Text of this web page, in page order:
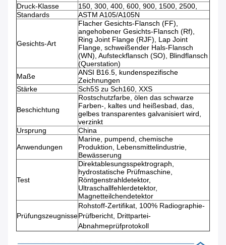
Druck-Klasse
150, 300, 400, 600, 900, 1500, 2500,
Standards
ASTM A105/A105N
Gesichts-Art
Flacher Gesichts-Flansch (FF),
angehobener Gesichts-Flansch (Rf),
Ring Joint Flange (RJF), Lap Joint
Flange, schweißender Hals-Flansch
(WN), Aufsteckflansch (SO), Blindflansch
(Querstation)
Maße
ANSI B16.5, kundenspezifische
Zeichnungen
Stärke
Sch5S zu Sch160, XXS
Beschichtung
Rostschutzfarbe, ölen das schwarze
Farben-, kaltes und heißesbad, das,
gelbes transparentes galvanisiert wird,
verzinkt
Ursprung
China
Anwendungen
Marine, pumpend, chemische
Produktion, Lebensmittelindustrie,
Bewässerung
Test
Direktablesungsspektrograph,
hydrostatische Prüfmaschine,
Röntgenstrahldetektor,
Ultraschallfehlerdetektor,
Magnetteilchendetektor
Prüfungszeugnisse
Rohstoff-Zertifikat, 100% Radiographie-
Prüfbericht, Drittpartei-
Abnahmeprüfprotokoll